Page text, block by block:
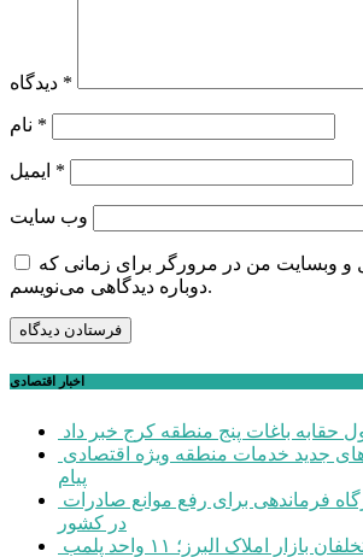
*
*
*
وب‌ سایت
و وبسایت من در مرورگر برای زمانی که
دوباره دیدگاهی می‌نویسم.
اخبار اقتصادی
حقابه باغات پنج منطقه کرج خبر داد
پیام
در کشور